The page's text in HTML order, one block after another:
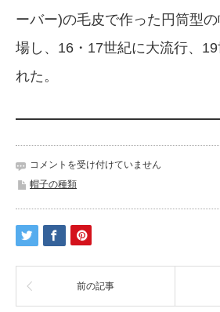
ーバー)の毛皮で作った円筒型
場し、16・17世紀に大流行、
れた。
帽
子
ー
バ
ー・
ッ
ト
コメントを受け付けていません
帽子の種類
前の記事